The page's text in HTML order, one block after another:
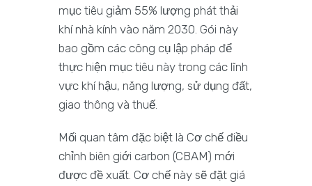
mục tiêu giảm 55% lượng phát thải
khí nhà kính vào năm 2030. Gói này
bao gồm các công cụ lập pháp để
thực hiện mục tiêu này trong các lĩnh
vực khí hậu, năng lượng, sử dụng đất,
giao thông và thuế.
Mối quan tâm đặc biệt là Cơ chế điều
chỉnh biên giới carbon (CBAM) mới
được đề xuất. Cơ chế này sẽ đặt giá